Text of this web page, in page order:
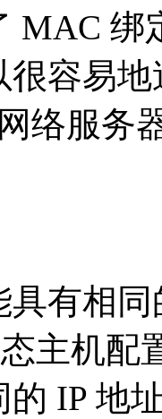
MAC 绑
很容易
络服务
有相
主机配
IP 地